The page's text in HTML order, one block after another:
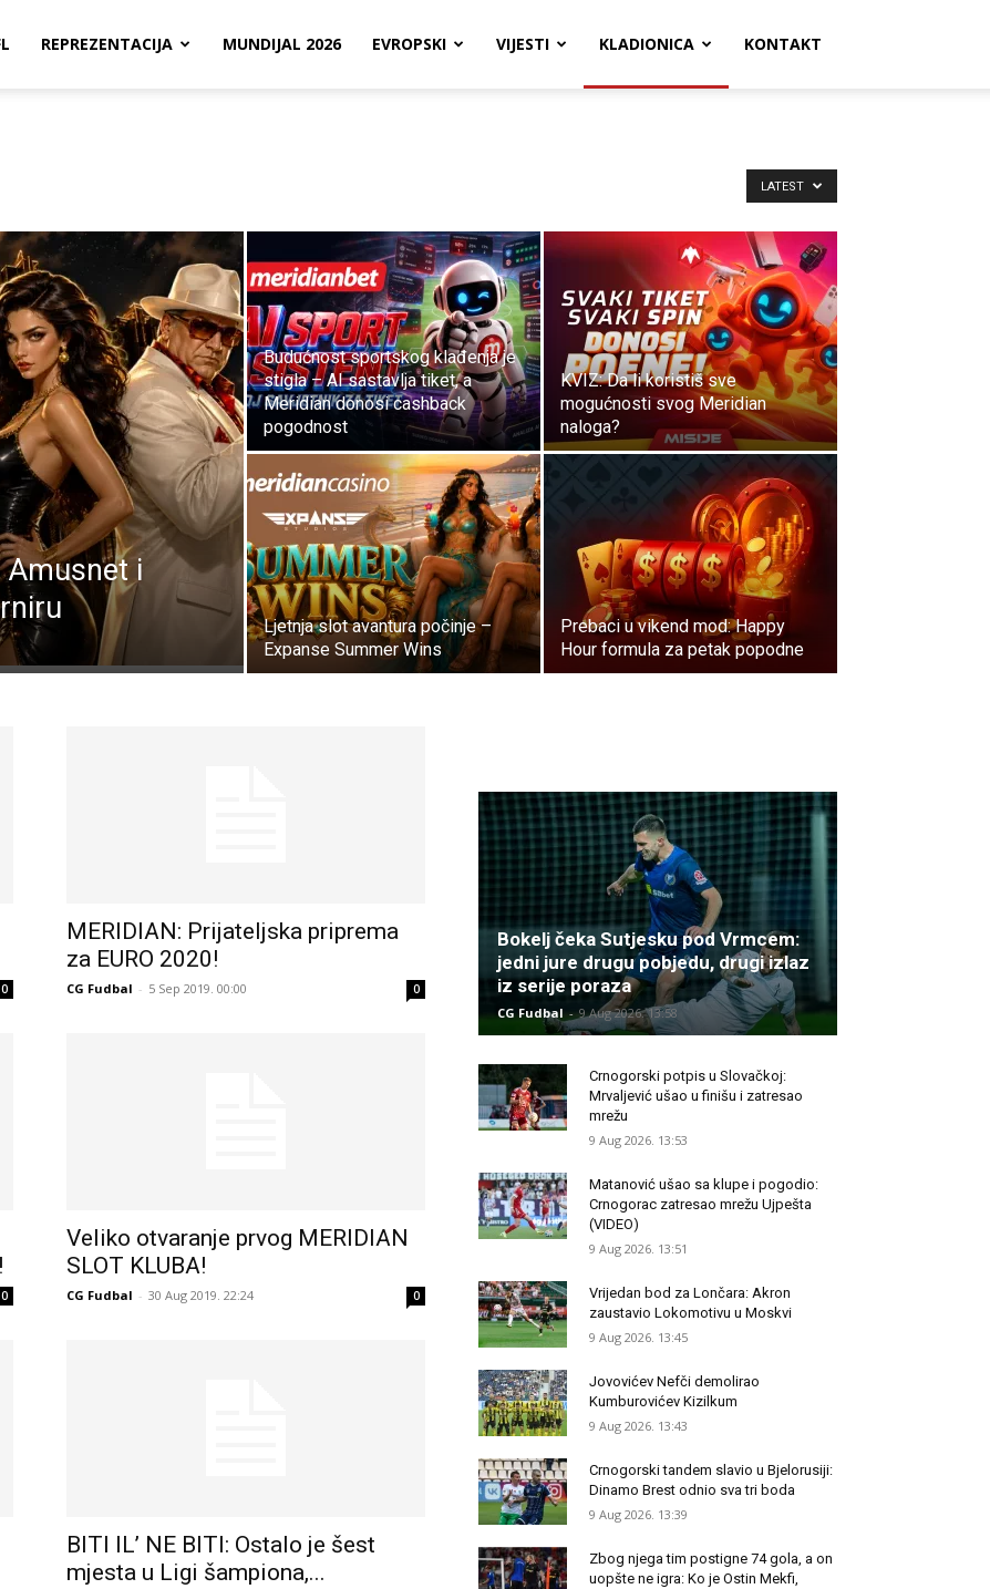
REPREZENTACIJA MUNDIJAL 2026 EVROPSKI VIJESTI KLADIONICA KONTAKT
LATEST
Amusnet i
Budućnost sportskog klađenja je
stigla – AI sastavlja tiket, a
Meridian donosi cashback
pogodnost
KVIZ: Da li koristiš sve
mogućnosti svog Meridian
naloga?
Ljetnja slot avantura počinje –
Expanse Summer Wins
Prebaci u vikend mod: Happy
Hour formula za petak popodne
0
MERIDIAN: Prijateljska priprema
za EURO 2020!
CG Fudbal - 5 Sep 2019. 00:00 0
0
Veliko otvaranje prvog MERIDIAN
SLOT KLUBA!
CG Fudbal - 30 Aug 2019. 22:24 0
BITI IL’ NE BITI: Ostalo je šest
mjesta u Ligi šampiona,...
Bokelj čeka Sutjesku pod Vrmcem:
jedni jure drugu pobjedu, drugi izlaz
iz serije poraza
CG Fudbal - 9 Aug 2026. 13:58
Crnogorski potpis u Slovačkoj:
Mrvaljević ušao u finišu i zatresao
mrežu
9 Aug 2026. 13:53
Matanović ušao sa klupe i pogodio:
Crnogorac zatresao mrežu Ujpešta
(VIDEO)
9 Aug 2026. 13:51
Vrijedan bod za Lončara: Akron
zaustavio Lokomotivu u Moskvi
9 Aug 2026. 13:45
Jovovićev Nefči demolirao
Kumburovićev Kizilkum
9 Aug 2026. 13:43
Crnogorski tandem slavio u Bjelorusiji:
Dinamo Brest odnio sva tri boda
9 Aug 2026. 13:39
Zbog njega tim postigne 74 gola, a on
uopšte ne igra: Ko je Ostin Mekfi,